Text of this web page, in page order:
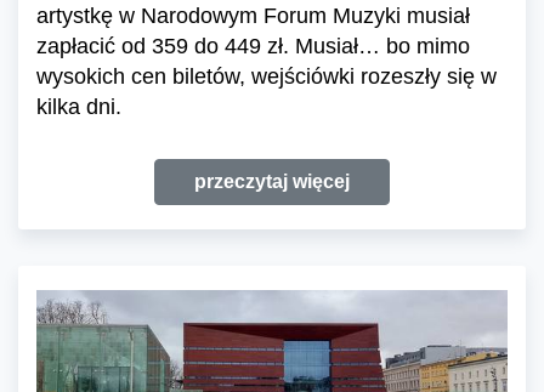
artystkę w Narodowym Forum Muzyki musiał
zapłacić od 359 do 449 zł. Musiał… bo mimo
wysokich cen biletów, wejściówki rozeszły się w
kilka dni.
przeczytaj więcej